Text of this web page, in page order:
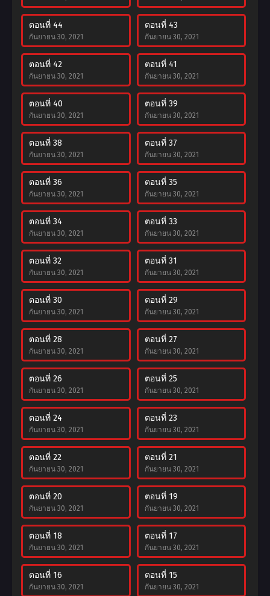
ตอนที่ 44
กันยายน 30, 2021
ตอนที่ 43
กันยายน 30, 2021
ตอนที่ 42
กันยายน 30, 2021
ตอนที่ 41
กันยายน 30, 2021
ตอนที่ 40
กันยายน 30, 2021
ตอนที่ 39
กันยายน 30, 2021
ตอนที่ 38
กันยายน 30, 2021
ตอนที่ 37
กันยายน 30, 2021
ตอนที่ 36
กันยายน 30, 2021
ตอนที่ 35
กันยายน 30, 2021
ตอนที่ 34
กันยายน 30, 2021
ตอนที่ 33
กันยายน 30, 2021
ตอนที่ 32
กันยายน 30, 2021
ตอนที่ 31
กันยายน 30, 2021
ตอนที่ 30
กันยายน 30, 2021
ตอนที่ 29
กันยายน 30, 2021
ตอนที่ 28
กันยายน 30, 2021
ตอนที่ 27
กันยายน 30, 2021
ตอนที่ 26
กันยายน 30, 2021
ตอนที่ 25
กันยายน 30, 2021
ตอนที่ 24
กันยายน 30, 2021
ตอนที่ 23
กันยายน 30, 2021
ตอนที่ 22
กันยายน 30, 2021
ตอนที่ 21
กันยายน 30, 2021
ตอนที่ 20
กันยายน 30, 2021
ตอนที่ 19
กันยายน 30, 2021
ตอนที่ 18
กันยายน 30, 2021
ตอนที่ 17
กันยายน 30, 2021
ตอนที่ 16
กันยายน 30, 2021
ตอนที่ 15
กันยายน 30, 2021